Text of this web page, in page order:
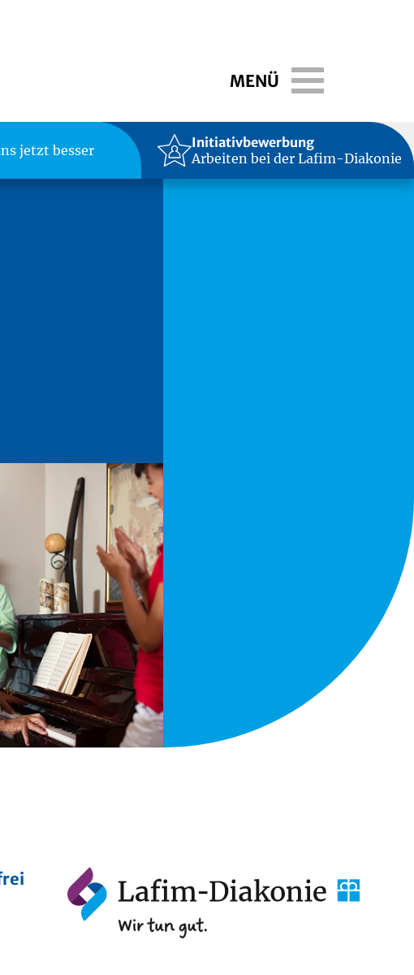
MENÜ Toggle
jetzt besser
Initiativbewerbung
Arbeiten bei der Lafim-Diakonie